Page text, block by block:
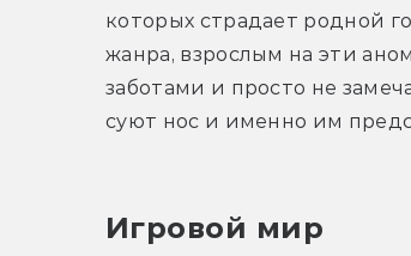
которых страдает родной
жанра, взрослым на эти
заботами и просто не
суют нос и именно им
Игровой мир